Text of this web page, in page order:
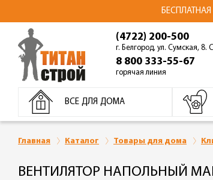
БЕСПЛАТНАЯ
(4722) 200-500
г. Белгород, ул. Сумская, 8.
8 800 333-55-67
горячая линия
ВСЕ ДЛЯ ДОМА
Главная Каталог Товары для дома
ВЕНТИЛЯТОР НАПОЛЬНЫЙ